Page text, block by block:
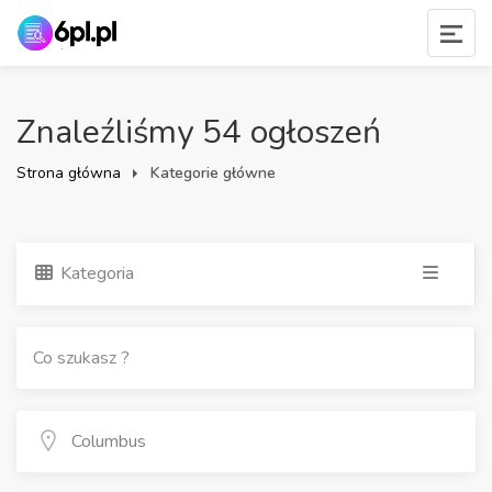
Znaleźliśmy 54 ogłoszeń
Strona główna Kategorie główne
Kategoria